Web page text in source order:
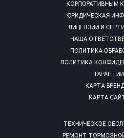
ТЕХНИЧЕСКОЕ
РЕМОНТ
КОРПОРАТИВНЫМ
ЮРИДИЧЕСКАЯ
ЛИЦЕНЗИИ И
НАША
ПОЛИТИКА
ПОЛИТИКА
ГАРАНТИИ
КАРТА
КАРТА